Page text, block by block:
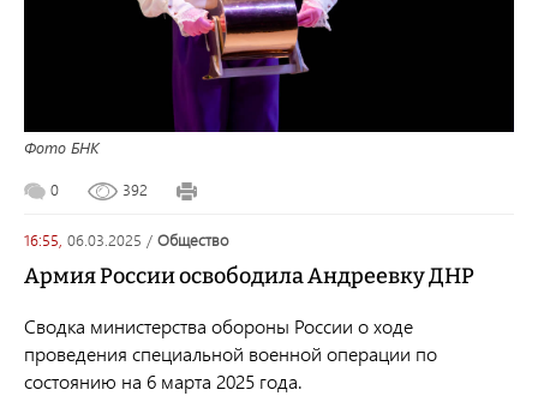
Фото БНК
0 392
16:55, 06.03.2025 / общество
Армия России освободила Андреевку ДНР
Сводка министерства обороны России о ходе
проведения специальной военной операции по
состоянию на 6 марта 2025 года.